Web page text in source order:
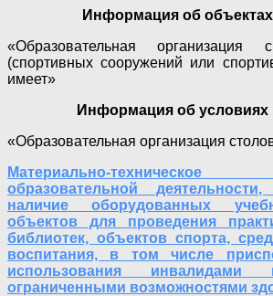
Информация об
«Образовательная организация
(спортивных сооружений или
имеет»
Информация об условиях
«Образовательная организация
Материально-
образовательной
наличие оборудованных
объектов для проведения
библиотек, объектов спорта,
воспитания, в том числе
использования
ограниченными возможностями